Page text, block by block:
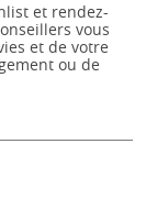
et rendez-
vous
et de votre
ou de